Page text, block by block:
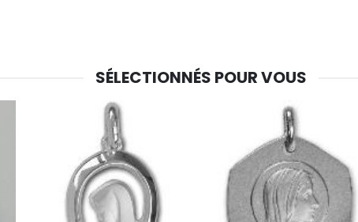
€6.00
-30%
SÉLECTIONNÉS POUR VOUS